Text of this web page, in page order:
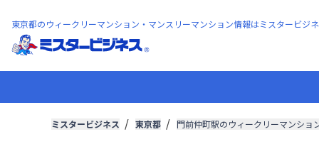
東京都のウィークリーマンション・マンスリーマンション情報はミスタービジ
ミスタービジネス 東京都 門前仲町駅のウィークリーマンショ